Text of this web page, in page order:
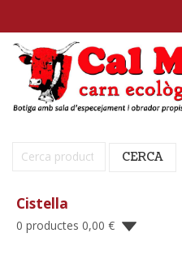
Cerca: CERCA
Cistella
0 productes 0,00 €